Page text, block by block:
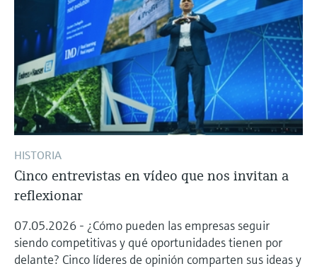
HISTORIA
Cinco entrevistas en vídeo que nos invitan a
reflexionar
07.05.2026 - ¿Cómo pueden las empresas seguir
siendo competitivas y qué oportunidades tienen por
delante? Cinco líderes de opinión comparten sus ideas y